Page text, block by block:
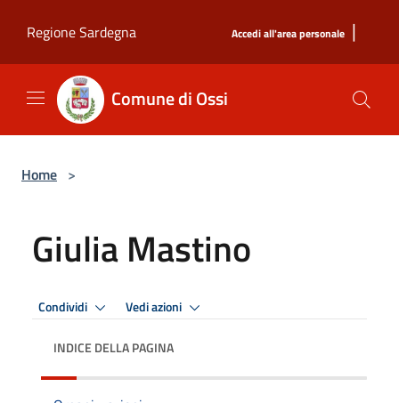
Regione Sardegna
Accedi all'area personale |
Comune di Ossi
Home >
Giulia Mastino
Condividi Vedi azioni
INDICE DELLA PAGINA